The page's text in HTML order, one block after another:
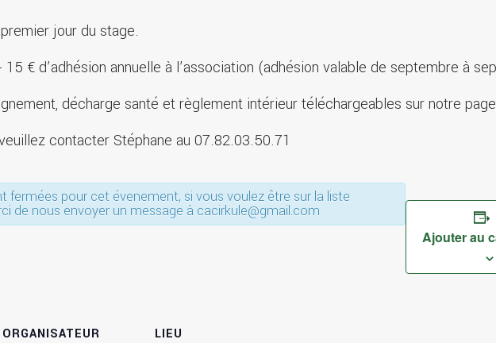
jour du stage.
€ d’adhésion annuelle à l’association (adhésion valable de septembre à
décharge santé et règlement intérieur téléchargeables sur notre
contacter Stéphane au 07.82.03.50.71
fermées pour cet évenement, si vous voulez être sur la liste
de nous envoyer un message à cacirkule@gmail.com
Ajouter au
ORGANISATEUR LIEU